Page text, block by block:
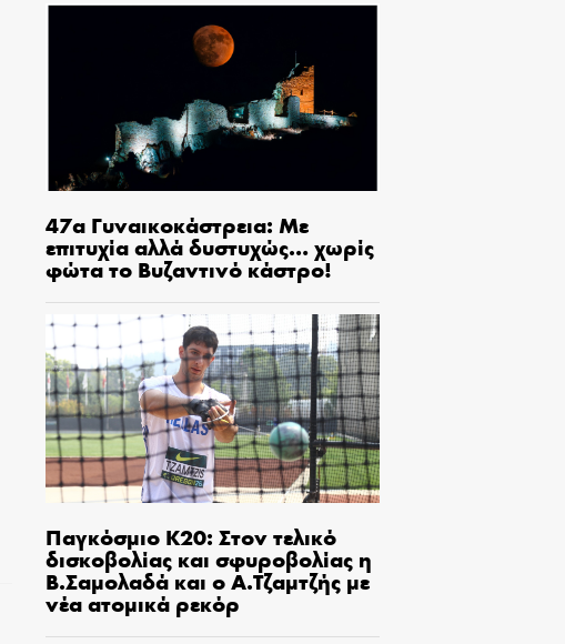
47α Γυναικοκάστρεια: Με
επιτυχία αλλά δυστυχώς… χωρίς
φώτα το Βυζαντινό κάστρο!
Παγκόσμιο Κ20: Στον τελικό
δισκοβολίας και σφυροβολίας η
Β.Σαμολαδά και ο Α.Τζαμτζής με
νέα ατομικά ρεκόρ